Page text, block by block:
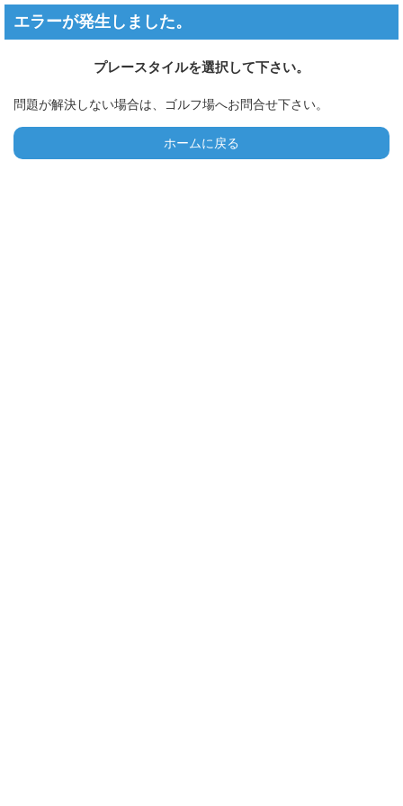
エラーが発生しました。
プレースタイルを選択して下さい。
問題が解決しない場合は、ゴルフ場へお問合せ下さい。
ホームに戻る